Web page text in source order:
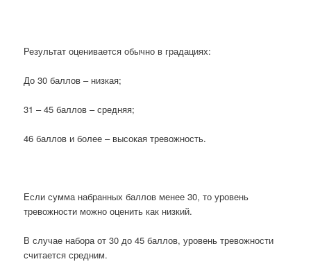
Результат оценивается обычно в градациях:
До 30 баллов – низкая;
31 – 45 баллов – средняя;
46 баллов и более – высокая тревожность.
Если сумма набранных баллов менее 30, то уровень
тревожности можно оценить как низкий.
В случае набора от 30 до 45 баллов, уровень тревожности
считается средним.